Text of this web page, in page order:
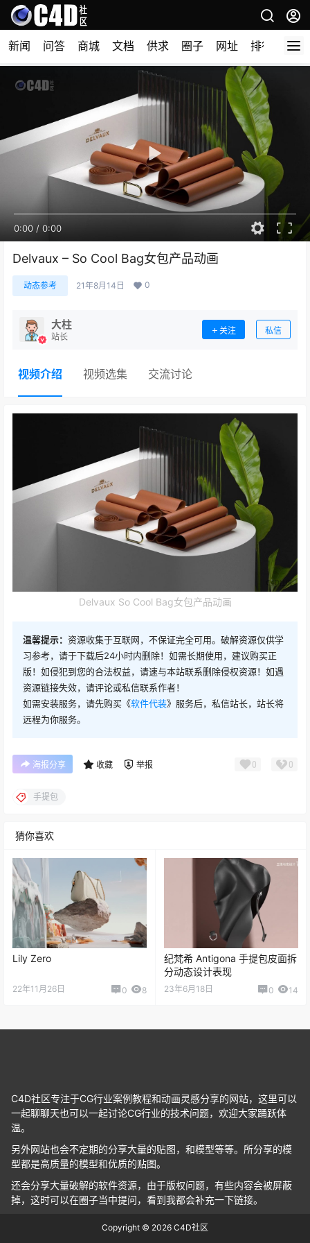
新闻 问答 商城 文档 供求 圈子 网址 排行榜
0:00 / 0:00
Delvaux – So Cool Bag女包产品动画
动态参考 21年8月14日 0
大柱
站长
关注 私信
视频介绍 视频选集 交流讨论
Delvaux So Cool Bag女包产品动画
温馨提示： 资源收集于互联网，不保证完全可用。破解资源仅供学
习参考，请于下载后24小时内删除！如需长期使用，建议购买正
版！如侵犯到您的合法权益，请速与本站联系删除侵权资源！如遇
资源链接失效，请评论或私信联系作者！
如需安装服务，请先购买《软件代装》服务后，私信站长，站长将
远程为你服务。
海报分享 收藏 举报 0 0
手提包
猜你喜欢
Lily Zero
22年11月26日 0 8
纪梵希 Antigona 手提包皮面拆
分动态设计表现
23年6月18日 0 14
C4D社区专注于CG行业案例教程和动画灵感分享的网站，这里可以
一起聊聊天也可以一起讨论CG行业的技术问题，欢迎大家踊跃体
温。
另外网站也会不定期的分享大量的贴图，和模型等等。所分享的模
型都是高质量的模型和优质的贴图。
还会分享大量破解的软件资源，由于版权问题，有些内容会被屏蔽
掉，这时可以在圈子当中提问，看到我都会补充一下链接。
Copyright © 2026 C4D社区